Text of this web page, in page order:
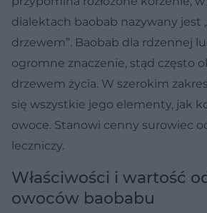
dialektach baobab nazywany jest
drzewem”. Baobab dla rdzennej
ogromne znaczenie, stąd często
drzewem życia. W szerokim
się wszystkie jego elementy, jak
owoce. Stanowi cenny surowiec
leczniczy.
Właściwości i wartość
owoców baobabu